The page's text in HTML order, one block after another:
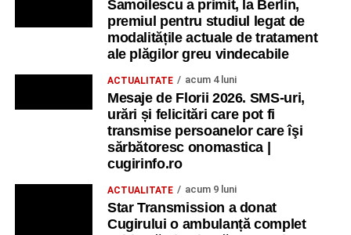
Samoilescu a primit, la Berlin,
premiul pentru studiul legat de
modalitățile actuale de tratament
ale plăgilor greu vindecabile
ACTUALITATE acum 4 luni
Mesaje de Florii 2026. SMS-uri,
urări și felicitări care pot fi
transmise persoanelor care îşi
sărbătoresc onomastica |
cugirinfo.ro
ACTUALITATE acum 9 luni
Star Transmission a donat
Cugirului o ambulanță complet